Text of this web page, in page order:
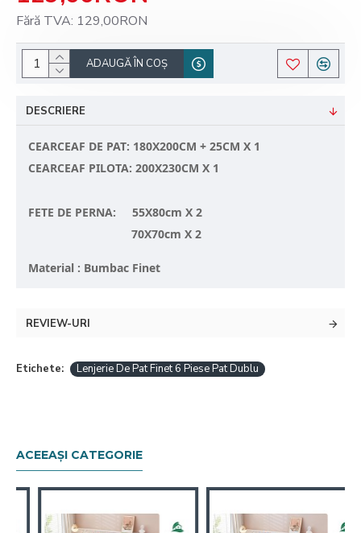
Fără TVA: 129,00RON
ADAUGĂ ÎN COŞ
DESCRIERE
CEARCEAF DE PAT: 180X200CM + 25CM X 1
CEARCEAF PILOTA: 200X230CM X 1
FETE DE PERNA: 55X80cm X 2
70X70cm X 2
Material : Bumbac Finet
REVIEW-URI
Etichete: Lenjerie De Pat Finet 6 Piese Pat Dublu
ACEEAȘI CATEGORIE